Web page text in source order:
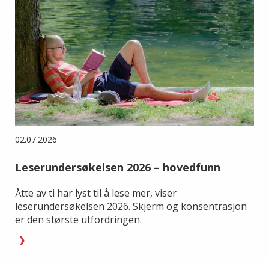
02.07.2026
Leserundersøkelsen 2026 – hovedfunn
Åtte av ti har lyst til å lese mer, viser
leserundersøkelsen 2026. Skjerm og konsentrasjon
er den største utfordringen.